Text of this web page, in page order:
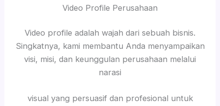
Video Profile Perusahaan
Video profile adalah wajah dari sebuah bisnis.
Singkatnya, kami membantu Anda menyampaikan
visi, misi, dan keunggulan perusahaan melalui
narasi
visual yang persuasif dan profesional untuk